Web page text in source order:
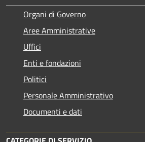
Organi di Governo
Aree Amministrative
Uffici
Enti e fondazioni
Politici
Personale Amministrativo
Documenti e dati